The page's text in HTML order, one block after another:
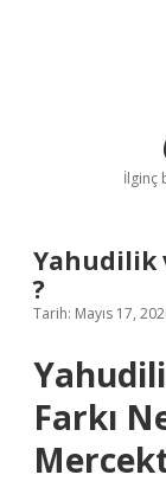
İlginç
Yahudilik
?
Tarih: Mayıs 17,
Farkı